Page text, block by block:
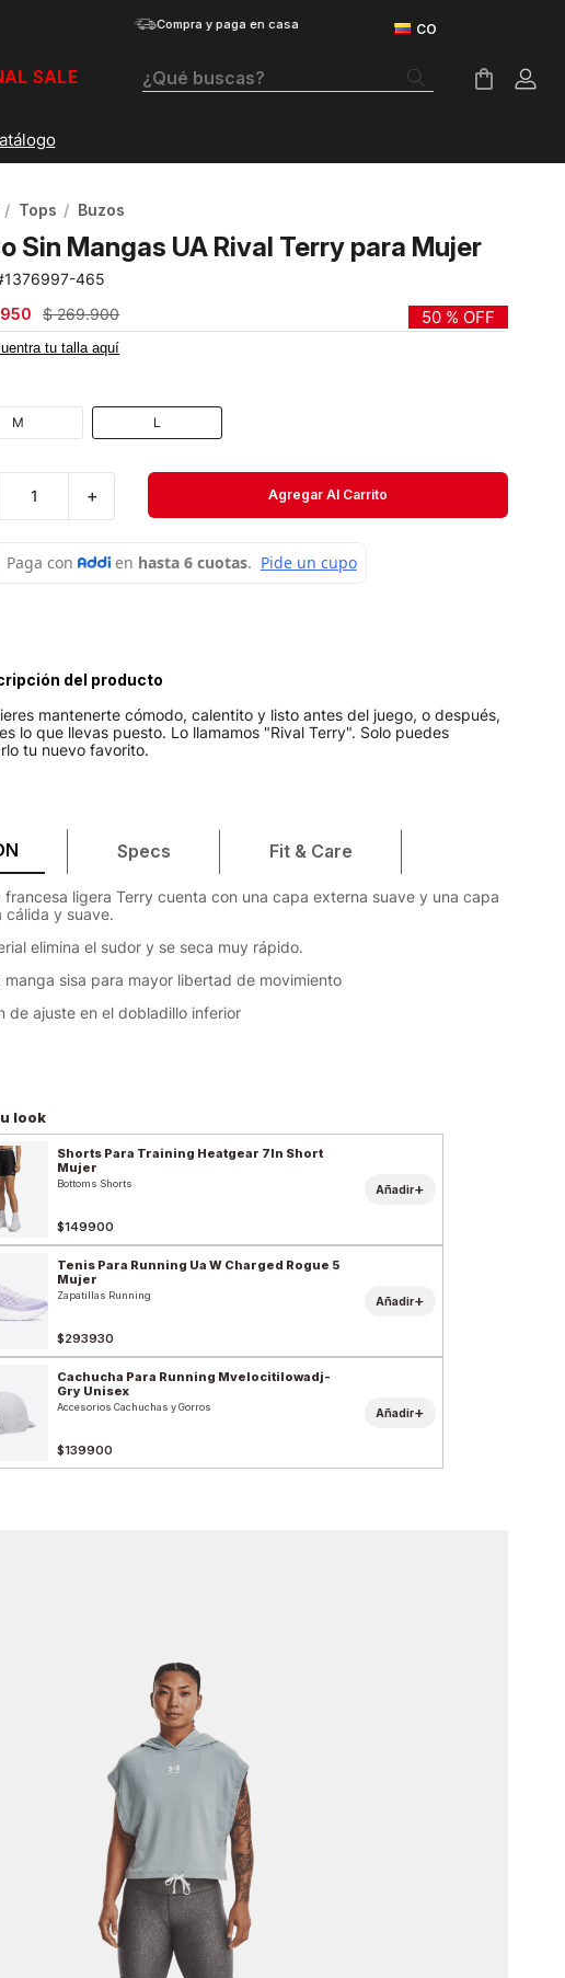
Compra y paga en casa
SALE ¿Qué buscas?
Tops Buzos
Sin Mangas UA Rival Terry para Mujer
1376997-465
950 $ 269.900 50 % OFF
tu talla aquí
M L
＋ Agregar Al Carrito
del producto
mantenerte cómodo, calentito y listo antes del juego, o después,
lo que llevas puesto. Lo llamamos "Rival Terry". Solo puedes
tu nuevo favorito.
Specs Fit & Care
francesa ligera Terry cuenta con una capa externa suave y una capa
cálida y suave.
elimina el sudor y se seca muy rápido.
manga sisa para mayor libertad de movimiento
de ajuste en el dobladillo inferior
look
Shorts Para Training Heatgear 7In Short
Mujer
Bottoms Shorts
$149900
Añadir+
Tenis Para Running Ua W Charged Rogue 5
Mujer
Zapatillas Running
$293930
Añadir+
Cachucha Para Running Mvelocitilowadj-
Gry Unisex
Accesorios Cachuchas y Gorros
$139900
Añadir+
Botas
Tenis Hombre
Guayos